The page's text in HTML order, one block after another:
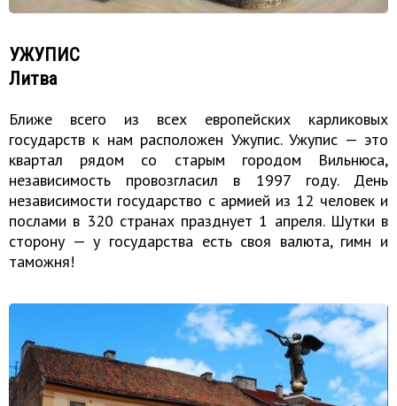
УЖУПИС
Литва
Ближе всего из всех европейских карликовых
государств к нам расположен Ужупис. Ужупис — это
квартал рядом со старым городом Вильнюса,
независимость провозгласил в 1997 году. День
независимости государство с армией из 12 человек и
послами в 320 странах празднует 1 апреля. Шутки в
сторону — у государства есть своя валюта, гимн и
таможня!